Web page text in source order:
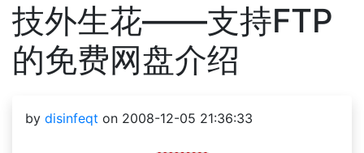
技外生花——支持FTP
的免费网盘介绍
by disinfeqt on 2008-12-05 21:36:33